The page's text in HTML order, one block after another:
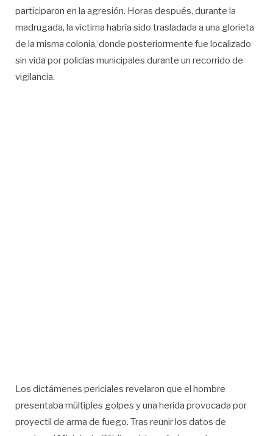
participaron en la agresión. Horas después, durante la
madrugada, la víctima habría sido trasladada a una glorieta
de la misma colonia, donde posteriormente fue localizado
sin vida por policías municipales durante un recorrido de
vigilancia.
Los dictámenes periciales revelaron que el hombre
presentaba múltiples golpes y una herida provocada por
proyectil de arma de fuego. Tras reunir los datos de